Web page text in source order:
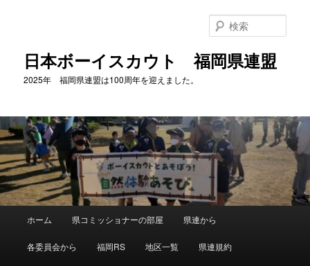
へ
移
動
移
動
日本ボーイスカウト 福岡県連盟
2025年 福岡県連盟は100周年を迎えました。
索
ホーム 県コミッショナーの部屋 県連から
各委員会から 福岡RS 地区一覧 県連規約